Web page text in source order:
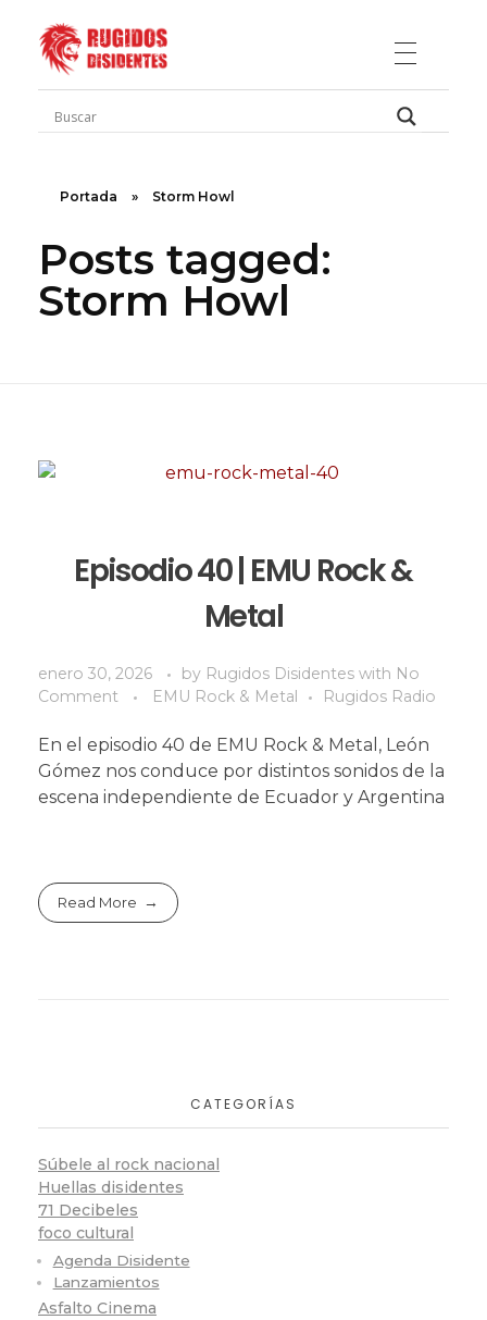
Rugidos Disidentes
Bogotá - Colombia | ISSN 2619-5569
Portada » Storm Howl
Posts tagged:
Storm Howl
Episodio 40 | EMU Rock &
Metal
enero 30, 2026 by Rugidos Disidentes with No
Comment
EMU Rock & Metal Rugidos Radio
En el episodio 40 de EMU Rock & Metal, León
Gómez nos conduce por distintos sonidos de la
escena independiente de Ecuador y Argentina
Read More
CATEGORÍAS
Súbele al rock nacional
Huellas disidentes
71 Decibeles
foco cultural
Agenda Disidente
Lanzamientos
Asfalto Cinema